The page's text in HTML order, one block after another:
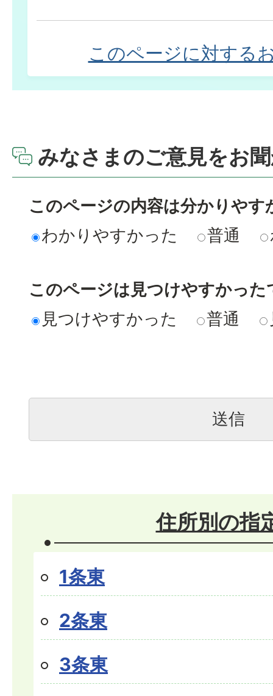
このページに対する
みなさまのご意見をお
このページの内容は分かりやす
わかりやすかった
普通
このページは見つけやすかった
見つけやすかった
普通
住所別の指
1条東
2条東
3条東